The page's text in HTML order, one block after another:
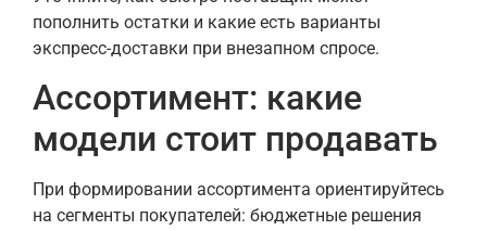
пополнить остатки и какие есть варианты
экспресс-доставки при внезапном спросе.
Ассортимент: какие
модели стоит продавать
При формировании ассортимента ориентируйтесь
на сегменты покупателей: бюджетные решения